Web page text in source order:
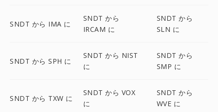
SNDT から IMA に
SNDT から
IRCAM に
SNDT から
SLN に
SNDT から SPH に
SNDT から NIST
に
SNDT から
SMP に
SNDT から TXW に
SNDT から VOX
に
SNDT から
WVE に